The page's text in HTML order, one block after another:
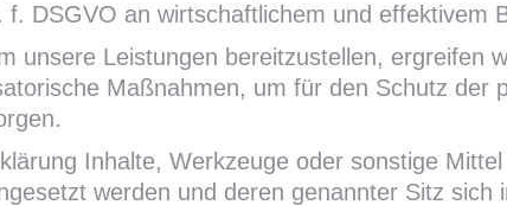
DSGVO an wirtschaftlichem und effektivem
unsere Leistungen bereitzustellen, ergreifen
Maßnahmen, um für den Schutz der
Inhalte, Werkzeuge oder sonstige
werden und deren genannter Sitz